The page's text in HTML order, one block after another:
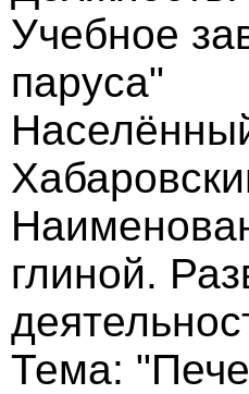
Учебное
паруса"
глиной.
Тема: